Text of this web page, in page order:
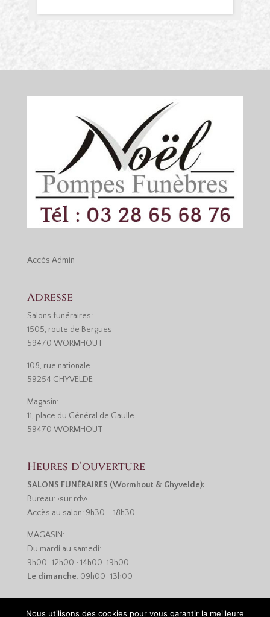
Accès Admin
Adresse
Salons funéraires:
1505, route de Bergues
59470 WORMHOUT
108, rue nationale
59254 GHYVELDE
Magasin:
11, place du Général de Gaulle
59470 WORMHOUT
Heures d’ouverture
SALONS FUNÉRAIRES (Wormhout & Ghyvelde):
Bureau: •sur rdv•
Accès au salon: 9h30 – 18h30
MAGASIN:
Du mardi au samedi:
9h00–12h00 • 14h00-19h00
Le dimanche: 09h00–13h00
Nous utilisons des cookies pour vous garantir la meilleure